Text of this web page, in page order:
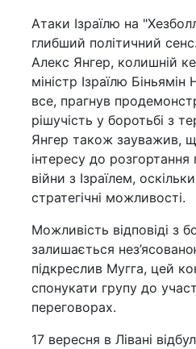
Атаки Ізраїлю на
глибший політичний
Алекс Янгер, колишній
міністр Ізраїлю
все, прагнув
рішучість у боротьбі з
Янгер також зауважив,
інтересу до
війни з Ізраїлем,
стратегічні можливості.
Можливість відповіді з
залишається
підкреслив Мугга, цей
спонукати групу до
переговорах.
17 вересня в Лівані